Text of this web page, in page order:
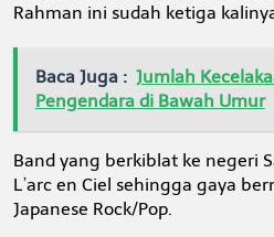
Rahman ini sudah ketiga
Baca Juga : Jumlah
Pengendara di Bawah Umur
Band yang berkiblat ke negeri
L’arc en Ciel sehingga gaya
Japanese Rock/Pop.